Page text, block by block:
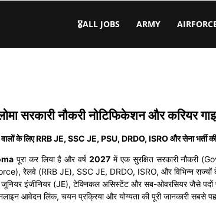
🎖️ALL JOBS ARMY
सरकारी नौकरी नोटिफिकेशन और करियर
के लिए RRB JE, SSC JE, PSU, DRDO, ISRO और सेना भर्ती की
पूरा कर लिया है और वर्ष2027 में एक सुरक्षित सरकारी नौकरी
रेलवे (RRB JE), SSC JE, DRDO, ISRO, और विभिन्न राज्यों
जूनियर इंजीनियर (JE), टेक्निकल असिस्टेंट और सब-ओवरसियर जैसे
आवेदन लिंक, चयन प्रक्रिया और योग्यता की पूरी जानकारी सबसे